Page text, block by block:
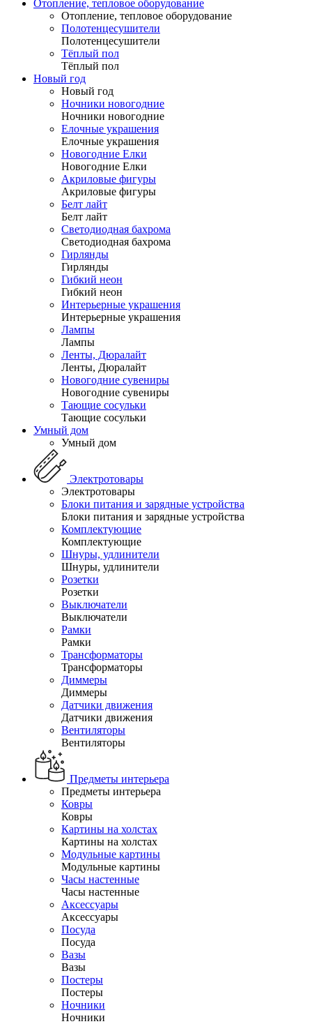
Отопление, тепловое оборудование
Отопление, тепловое оборудование
Полотенцесушители
Полотенцесушители
Тёплый пол
Тёплый пол
Новый год
Новый год
Ночники новогодние
Ночники новогодние
Елочные украшения
Елочные украшения
Новогодние Елки
Новогодние Елки
Акриловые фигуры
Акриловые фигуры
Белт лайт
Белт лайт
Светодиодная бахрома
Светодиодная бахрома
Гирлянды
Гирлянды
Гибкий неон
Гибкий неон
Интерьерные украшения
Интерьерные украшения
Лампы
Лампы
Ленты, Дюралайт
Ленты, Дюралайт
Новогодние сувениры
Новогодние сувениры
Тающие сосульки
Тающие сосульки
Умный дом
Умный дом
Электротовары
Электротовары
Блоки питания и зарядные устройства
Блоки питания и зарядные устройства
Комплектующие
Комплектующие
Шнуры, удлинители
Шнуры, удлинители
Розетки
Розетки
Выключатели
Выключатели
Рамки
Рамки
Трансформаторы
Трансформаторы
Диммеры
Диммеры
Датчики движения
Датчики движения
Вентиляторы
Вентиляторы
Предметы интерьера
Предметы интерьера
Ковры
Ковры
Картины на холстах
Картины на холстах
Модульные картины
Модульные картины
Часы настенные
Часы настенные
Аксессуары
Аксессуары
Посуда
Посуда
Вазы
Вазы
Постеры
Постеры
Ночники
Ночники